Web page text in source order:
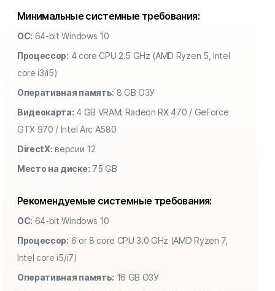
Минимальные системные требования:
ОС: 64-bit Windows 10
Процессор: 4 core CPU 2.5 GHz (AMD Ryzen 5, Intel
core i3/i5)
Оперативная память: 8 GB ОЗУ
Видеокарта: 4 GB VRAM; Radeon RX 470 / GeForce
GTX 970 / Intel Arc A580
DirectX: версии 12
Место на диске: 75 GB
Рекомендуемые системные требования:
ОС: 64-bit Windows 10
Процессор: 6 or 8 core CPU 3.0 GHz (AMD Ryzen 7,
Intel core i5/i7)
Оперативная память: 16 GB ОЗУ